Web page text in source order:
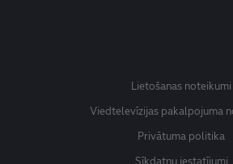
Lietošanas noteikumi
Viedtelevīzijas pakalpojuma
Privātuma politika
Sīkdatņu iestatījumi